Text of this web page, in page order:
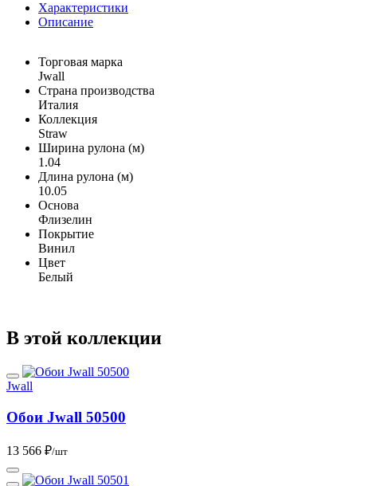
Характеристики
Описание
Торговая марка
Jwall
Страна производства
Италия
Коллекция
Straw
Ширина рулона (м)
1.04
Длина рулона (м)
10.05
Основа
Флизелин
Покрытие
Винил
Цвет
Белый
В этой коллекции
Jwall
Обои Jwall 50500
13 566 ₽/шт